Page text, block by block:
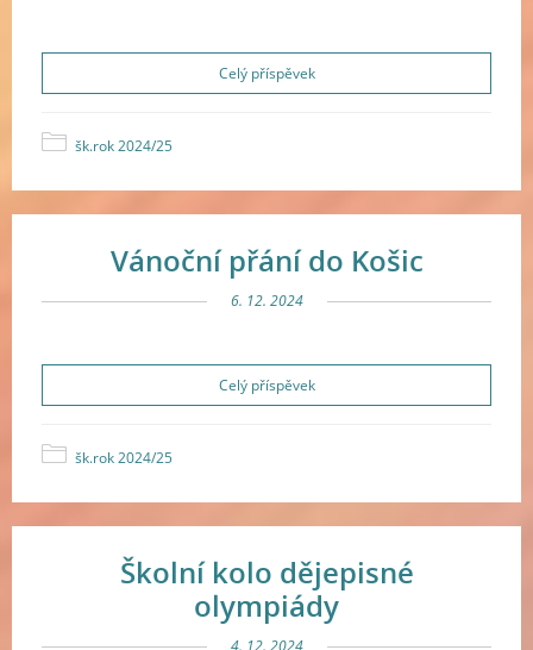
Celý příspěvek
šk.rok 2024/25
Vánoční přání do Košic
6. 12. 2024
Celý příspěvek
šk.rok 2024/25
Školní kolo dějepisné
olympiády
4. 12. 2024